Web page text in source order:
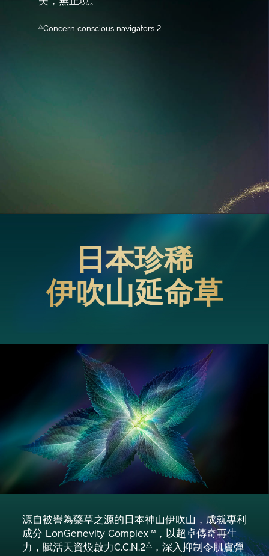
△Concern conscious navigators 2
日本珍稀
伊吹山延命草
源自被譽為藥草之源的日本神山伊吹山，成就專利
成分 LonGenevity Complex™，以超卓傳奇再生
力，賦活天資煥啟力C.C.N.2△
，深入抑制令肌膚彈